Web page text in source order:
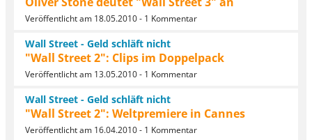
Veröffentlicht am 18.05.2010 - 1 Kommentar
Wall Street - Geld schläft nicht
"Wall Street 2": Clips im Doppelpack
Veröffentlicht am 13.05.2010 - 1 Kommentar
Wall Street - Geld schläft nicht
"Wall Street 2": Weltpremiere in Cannes
Veröffentlicht am 16.04.2010 - 1 Kommentar